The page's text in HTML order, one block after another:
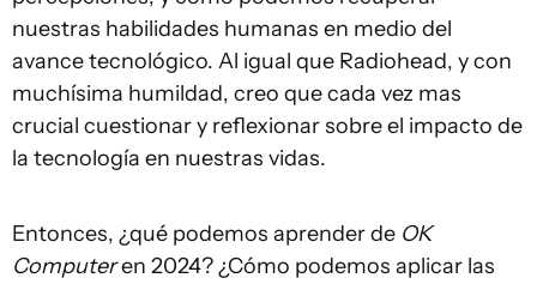
nuestras habilidades humanas en medio del
avance tecnológico. Al igual que Radiohead, y con
muchísima humildad, creo que cada vez mas
crucial cuestionar y reflexionar sobre el impacto de
la tecnología en nuestras vidas.
Entonces, ¿qué podemos aprender de OK
Computeren 2024? ¿Cómo podemos aplicar las